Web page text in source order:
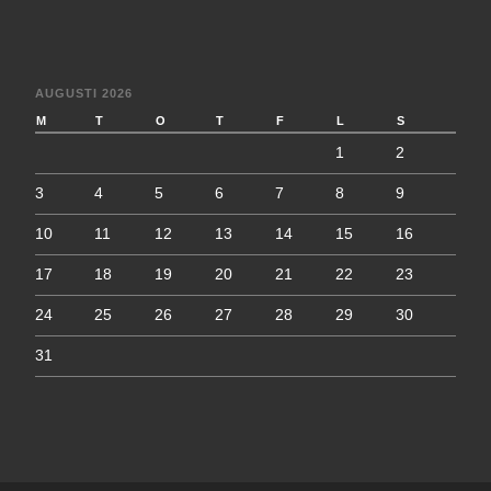
AUGUSTI 2026
M T O T F L S
1 2
3 4 5 6 7 8 9
10 11 12 13 14 15 16
17 18 19 20 21 22 23
24 25 26 27 28 29 30
31